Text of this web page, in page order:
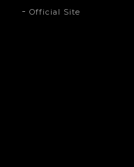
Official Site